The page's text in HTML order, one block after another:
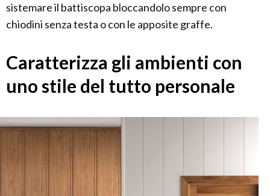
sistemare il battiscopa bloccandolo sempre con
chiodini senza testa o con le apposite graffe.
Caratterizza gli ambienti con
uno stile del tutto personale